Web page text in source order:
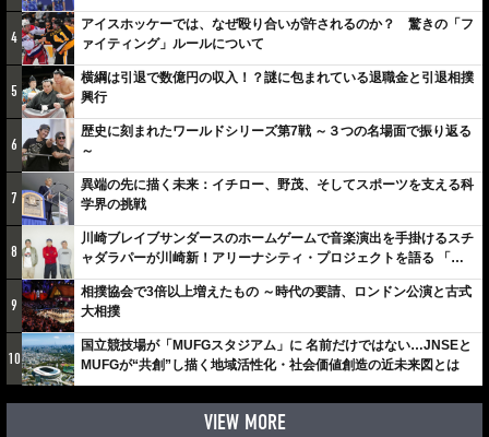
4
アイスホッケーでは、なぜ殴り合いが許されるのか？ 驚きの「フ
ァイティング」ルールについて
5
横綱は引退で数億円の収入！？謎に包まれている退職金と引退相撲
興行
6
歴史に刻まれたワールドシリーズ第7戦 ～３つの名場面で振り返る
～
7
異端の先に描く未来：イチロー、野茂、そしてスポーツを支える科
学界の挑戦
8
川崎ブレイブサンダースのホームゲームで音楽演出を手掛けるスチ
ャダラパーが川崎新！アリーナシティ・プロジェクトを語る 「楽
しみでしかないでしょ。川崎は、ずっと成長曲線だから」
9
相撲協会で3倍以上増えたもの ～時代の要請、ロンドン公演と古式
大相撲
10
国立競技場が「MUFGスタジアム」に 名前だけではない…JNSEと
MUFGが“共創”し描く地域活性化・社会価値創造の近未来図とは
VIEW MORE